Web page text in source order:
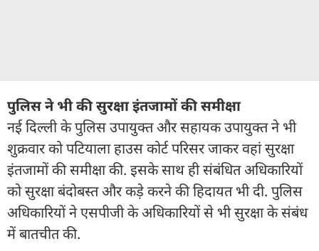
पुलिस ने भी की सुरक्षा इंतजामों की समीक्षा
नई दिल्ली के पुलिस उपायुक्त और सहायक उपायुक्त ने भी
शुक्रवार को पटियाला हाउस कोर्ट परिसर जाकर वहां सुरक्षा
इंतजामों की समीक्षा की. इसके साथ ही संबंधित अधिकारियों
को सुरक्षा बंदोबस्त और कड़े करने की हिदायत भी दी. पुलिस
अधिकारियों ने एसपीजी के अधिकारियों से भी सुरक्षा के संबंध
में बातचीत की.